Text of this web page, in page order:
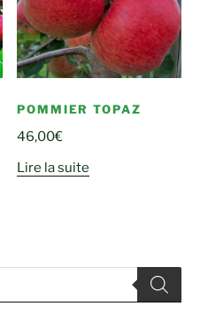
POMMIER TOPAZ
46,00€
Lire la suite